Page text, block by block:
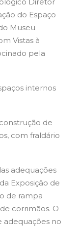
do Espaço
Museu
Vistas à
pela
internos
de
com fraldário
adequações
Exposição de
de rampa
corrimãos. O
adequações no